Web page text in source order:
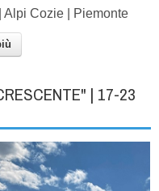
Alpi Cozie | Piemonte